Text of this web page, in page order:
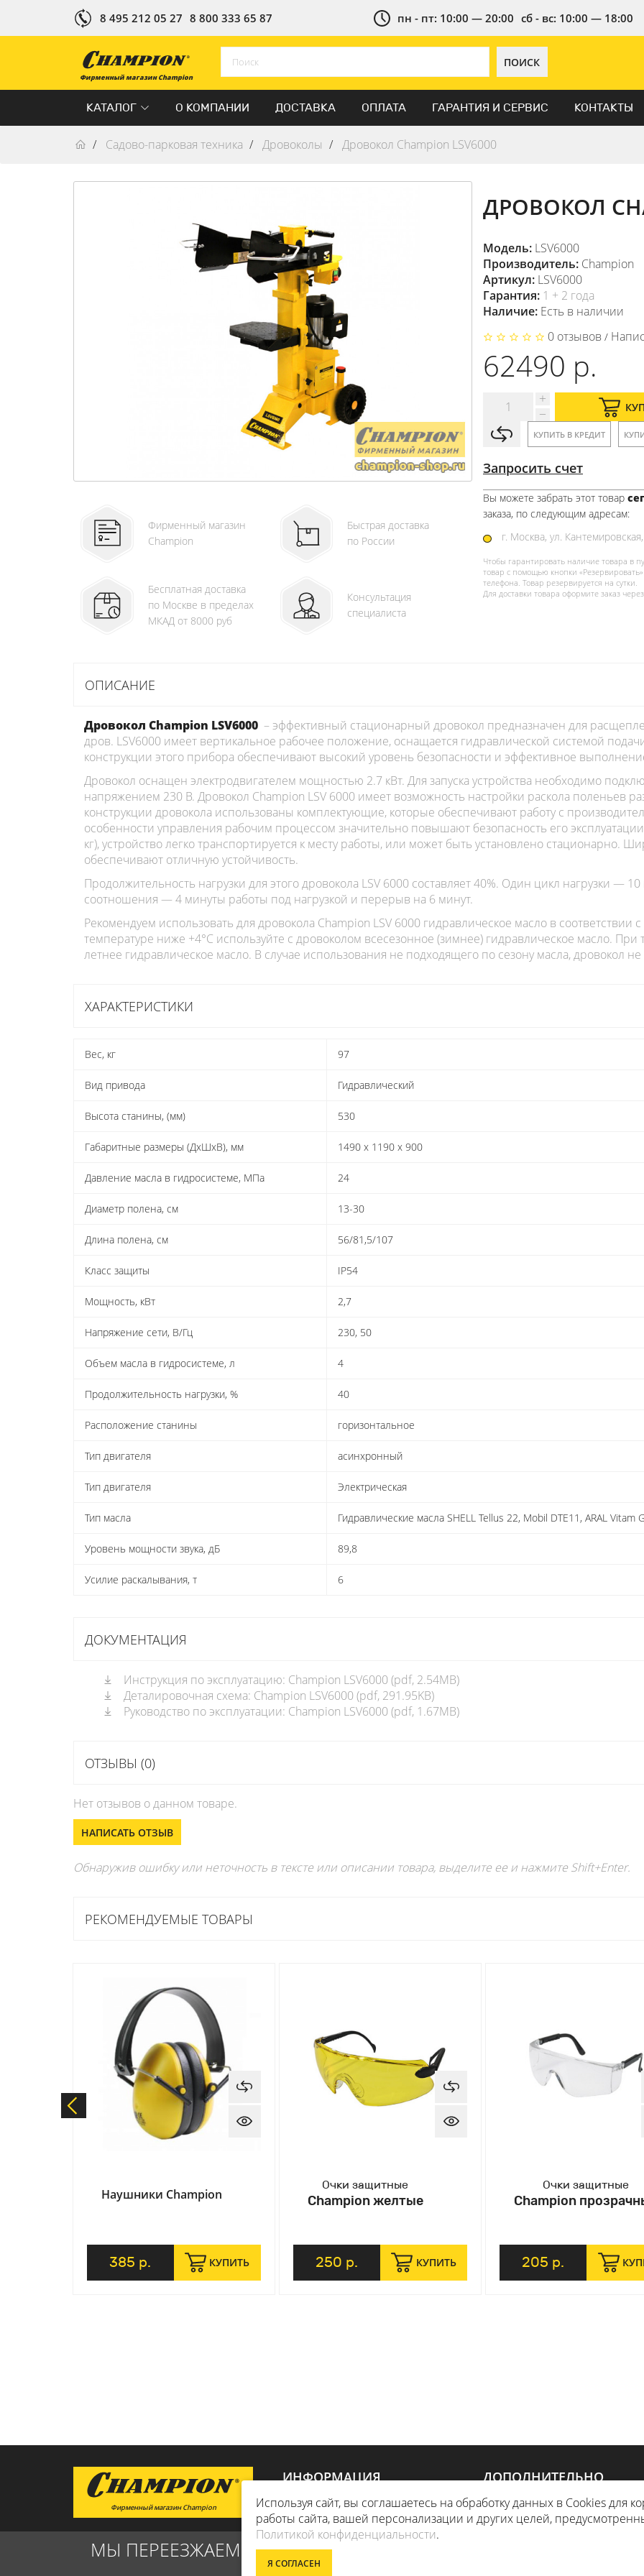
8 495 212 05 27 8 800 333 65 87 пн - пт: 10:00 — 20:00 сб - вс: 10:00 — 18:00
Фирменный магазин Champion
ПОИСК
КАТАЛОГ О КОМПАНИИ ДОСТАВКА ОПЛАТА ГАРАНТИЯ И СЕРВИС КОНТАКТЫ
Садово-парковая техника Дровоколы Дровокол Champion LSV6000
Фирменный магазин
Champion
Быстрая доставка
по России
Бесплатная доставка
по Москве в пределах
МКАД от 8000 руб
Консультация
специалиста
ДРОВОКОЛ
Модель: LSV6000
Производитель: Champion
Артикул: LSV6000
Гарантия: 1 + 2 года
Наличие: Есть в наличии
0 отзывов /
62490 р.
КУПИТЬ В КРЕДИТ
Запросить счет
Вы можете забрать этот товар
заказа, по следующим адресам:
г. Москва, ул.
Чтобы гарантировать наличие товара в
товар с помощью кнопки
телефона. Товар резервируется на сутки.
Для доставки товара оформите заказ
ОПИСАНИЕ
Дровокол Champion LSV6000 – эффективный стационарный дровокол предназначен для
дров. LSV6000 имеет вертикальное рабочее положение, оснащается гидравлической системой
конструкции этого прибора обеспечивают высокий уровень безопасности и эффективное
Дровокол оснащен электродвигателем мощностью 2.7 кВт. Для запуска устройства необходимо
напряжением 230 В. Дровокол Champion LSV 6000 имеет возможность настройки раскола поленьев
конструкции дровокола использованы комплектующие, которые обеспечивают работу с
особенности управления рабочим процессом значительно повышают безопасность его
кг), устройство легко транспортируется к месту работы, или может быть установлено стационарно.
обеспечивают отличную устойчивость.
Продолжительность нагрузки для этого дровокола LSV 6000 составляет 40%. Один цикл нагрузки —
соотношения — 4 минуты работы под нагрузкой и перерыв на 6 минут.
Рекомендуем использовать для дровокола Champion LSV 6000 гидравлическое масло в соответствии
температуре ниже +4°C используйте с дровоколом всесезонное (зимнее) гидравлическое масло.
летнее гидравлическое масло. В случае использования не подходящего по сезону масла, дровокол не
ХАРАКТЕРИСТИКИ
Вес, кг 97
Вид привода Гидравлический
Высота станины, (мм) 530
Габаритные размеры (ДхШхВ), мм 1490 х 1190 х 900
Давление масла в гидросистеме, МПа 24
Диаметр полена, см 13-30
Длина полена, см 56/81,5/107
Класс защиты IP54
Мощность, кВт 2,7
Напряжение сети, В/Гц 230, 50
Объем масла в гидросистеме, л 4
Продолжительность нагрузки, % 40
Расположение станины горизонтальное
Тип двигателя асинхронный
Тип двигателя Электрическая
Тип масла Гидравлические масла SHELL Tellus 22, Mobil DTE11, ARAL Vitam
Уровень мощности звука, дБ 89,8
Усилие раскалывания, т 6
ДОКУМЕНТАЦИЯ
Инструкция по эксплуатацию: Champion LSV6000 (pdf, 2.54MB)
Деталировочная схема: Champion LSV6000 (pdf, 291.95KB)
Руководство по эксплуатации: Champion LSV6000 (pdf, 1.67MB)
ОТЗЫВЫ (0)
Нет отзывов о данном товаре.
НАПИСАТЬ ОТЗЫВ
Обнаружив ошибку или неточность в тексте или описании товара, выделите ее и нажмите Shift+Enter.
РЕКОМЕНДУЕМЫЕ ТОВАРЫ
Наушники Champion
385 р. КУПИТЬ
Очки защитные
Champion желтые
250 р. КУПИТЬ
Очки защитные
Champion
205 р.
МЫ ПЕРЕЕЗЖАЕМ! С 21 ИЮЛЯ МАГАЗИН БУДЕТ РАБОТАТЬ ПО
Фирменный магазин Champion
ИНФОРМАЦИЯ
ДОСТАВКА
О КОМПАНИИ
ОПЛАТА
ДОПОЛНИТЕЛЬНО
АКЦИИ
Используя сайт, вы соглашаетесь на обработку данных в Cookies для
работы сайта, вашей персонализации и других целей,
Политикой конфиденциальности.
Я СОГЛАСЕН